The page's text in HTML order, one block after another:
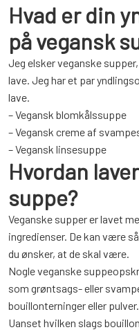
Hvad er din
på vegansk
Jeg elsker veganske
lave. Jeg har et par
lave.
– Vegansk blomkålssuppe
– Vegansk creme af
– Vegansk linsesuppe
Hvordan
suppe?
Veganske supper er lavet
ingredienser. De kan være
du ønsker, at de skal være.
Nogle veganske
som grøntsags- eller
bouillonterninger eller pulver.
Uanset hvilken slags